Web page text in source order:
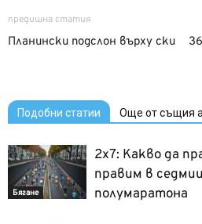
предишна статия
Планински подслон върху ски
Подобни статии Още от същия
Бягане
2х7: Какво да
правим в
полумаратона